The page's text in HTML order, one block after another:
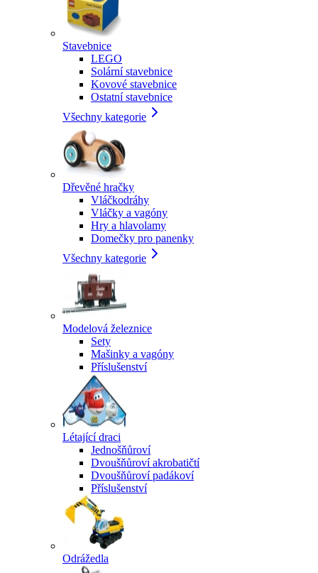
Stavebnice
LEGO
Solární stavebnice
Kovové stavebnice
Ostatní stavebnice
Všechny kategorie
Dřevěné hračky
Vláčkodráhy
Vláčky a vagóny
Hry a hlavolamy
Domečky pro panenky
Všechny kategorie
Modelová železnice
Sety
Mašinky a vagóny
Příslušenství
Létající draci
Jednošňůroví
Dvoušňůroví akrobatičtí
Dvoušňůroví padákoví
Příslušenství
Odrážedla